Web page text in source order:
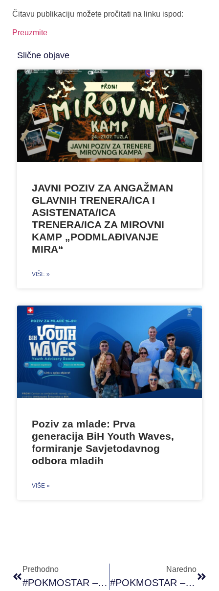
Čitavu publikaciju možete pročitati na linku ispod:
Preuzmite
Slične objave
JAVNI POZIV ZA ANGAŽMAN
GLAVNIH TRENERA/ICA I
ASISTENATA/ICA
TRENERA/ICA ZA MIROVNI
KAMP „PODMLAĐIVANJE
MIRA“
VIŠE »
Poziv za mlade: Prva
generacija BiH Youth Waves,
formiranje Savjetodavnog
odbora mladih
VIŠE »
Prethodno
#POKMOSTAR – Objavljuje Poziv Za 3 Nove Radionice
Naredno
#POKMOSTAR – Tehnike Nenasilne Komunikacije JA Govor